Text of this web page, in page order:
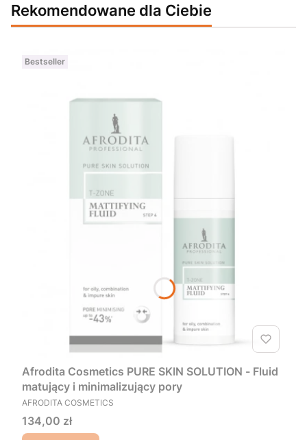
Rekomendowane dla Ciebie
Bestseller
Afrodita Cosmetics PURE SKIN SOLUTION - Fluid
matujący i minimalizujący pory
PRODUCENT
AFRODITA COSMETICS
Cena
134,00 zł